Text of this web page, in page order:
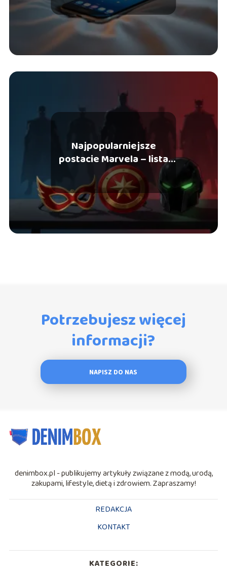
Najpopularniejsze
postacie Marvela – lista
bohaterów i złoczyńców
Potrzebujesz więcej
informacji?
NAPISZ DO NAS
denimbox.pl - publikujemy artykuły związane z modą, urodą,
zakupami, lifestyle, dietą i zdrowiem. Zapraszamy!
REDAKCJA
KONTAKT
KATEGORIE: